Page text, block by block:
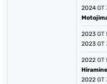
2024 GT
2023 GT
2023 GT
2022 GT
Hiramine
2022 GT